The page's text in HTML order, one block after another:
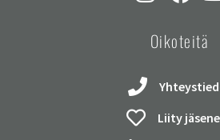
Oikoteitä
Liity